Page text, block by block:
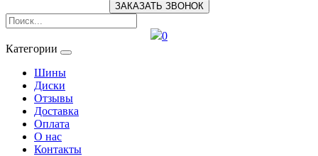
ЗАКАЗАТЬ ЗВОНОК
0
Категории
Шины
Диски
Отзывы
Доставка
Оплата
О нас
Контакты